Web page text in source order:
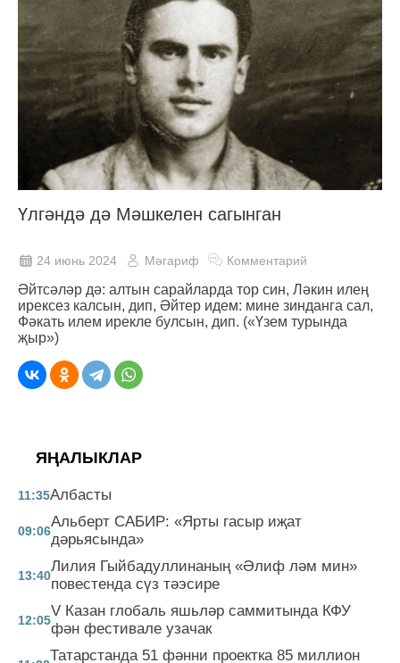
Үлгәндә дә Мәшкелен сагынган
24 июнь 2024 Мәгариф Комментарий
Әйтсәләр дә: алтын сарайларда тор син, Ләкин илең
ирексез калсын, дип, Әйтер идем: мине зинданга сал,
Фәкать илем ирекле булсын, дип. («Үзем турында
җыр»)
ЯҢАЛЫКЛАР
11:35Албасты
09:06
Альберт САБИР: «Ярты гасыр иҗат
дәрьясында»
13:40
Лилия Гыйбадуллинаның «Әлиф ләм мин»
повестенда сүз тәэсире
12:05
V Казан глобаль яшьләр саммитында КФУ
фән фестивале узачак
Татарстанда 51 фәнни проектка 85 миллион